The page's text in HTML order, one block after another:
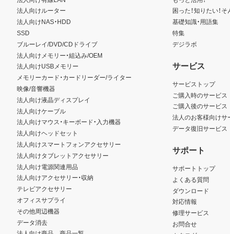
法人向けルーター
法人向けNAS・HDD
SSD
ブルーレイ/DVD/CDドライブ
法人向けメモリー・組込み/OEM
法人向けUSBメモリー
メモリーカード・カードリーダー/ライター
映像/音響機器
法人向け液晶ディスプレイ
法人向けケーブル
法人向けマウス・キーボード・入力機器
法人向けヘッドセット
法人向けスマートフォンアクセサリー
法人向けタブレットアクセサリー
法人向け電源関連用品
法人向けアクセサリー・収納
テレビアクセサリー
オフィスサプライ
その他周辺機器
データ消去
困った！知りたい！
基礎知識・用語集
特集
デジラボ
サービス
サービストップ
ご購入時のサービス
ご購入後のサービス
法人のお客様向けサ
データ復旧サービス
サポート
サポートトップ
よくある質問
ダウンロード
対応情報
修理サービス
お問合せ